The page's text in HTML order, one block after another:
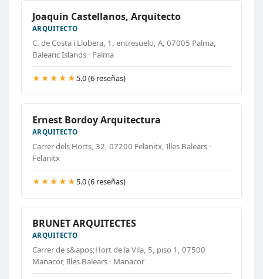
Joaquin Castellanos, Arquitecto
ARQUITECTO
C. de Costa i Llobera, 1, entresuelo, A, 07005 Palma,
Balearic Islands · Palma
★★★★★ 5.0 (6 reseñas)
Ernest Bordoy Arquitectura
ARQUITECTO
Carrer dels Horts, 32, 07200 Felanitx, Illes Balears ·
Felanitx
★★★★★ 5.0 (6 reseñas)
BRUNET ARQUITECTES
ARQUITECTO
Carrer de s&apos;Hort de la Vila, 5, piso 1, 07500
Manacor, Illes Balears · Manacor